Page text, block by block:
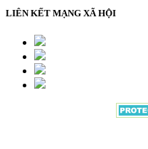
LIÊN KẾT MẠNG XÃ HỘI